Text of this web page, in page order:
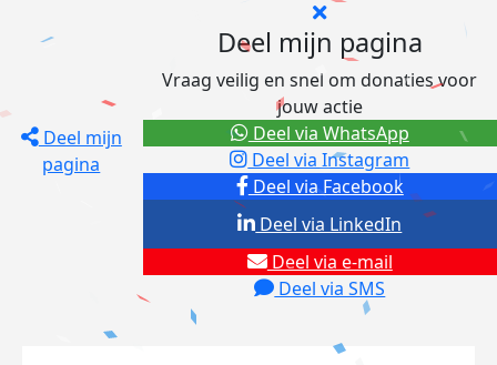
Deel mijn
pagina
Deel mijn pagina
Vraag veilig en snel om donaties voor
jouw actie
Deel via Facebook
Deel via Instagram
Deel via e-mail
Deel via SMS
Deel via LinkedIn
Deel via WhatsApp